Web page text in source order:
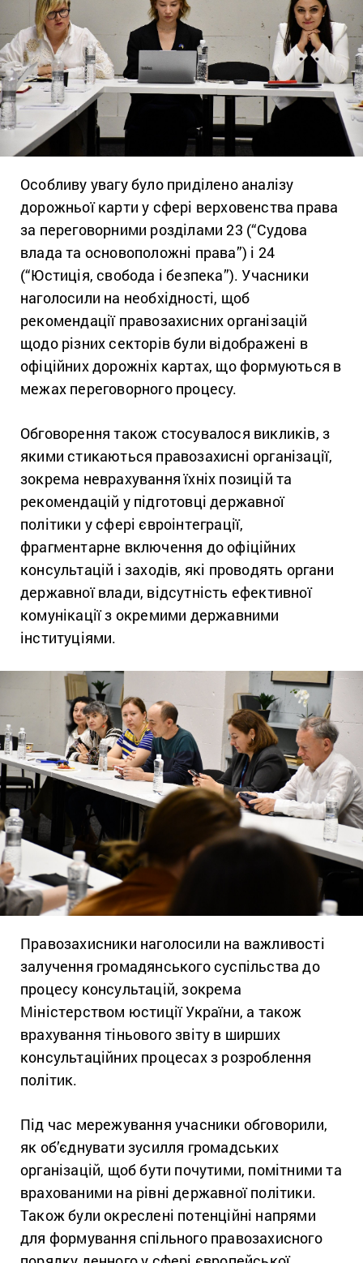
Особливу увагу було приділено аналізу
дорожньої карти у сфері верховенства права
за переговорними розділами 23 (“Судова
влада та основоположні права”) і 24
(“Юстиція, свобода і безпека”). Учасники
наголосили на необхідності, щоб
рекомендації правозахисних організацій
щодо різних секторів були відображені в
офіційних дорожніх картах, що формуються в
межах переговорного процесу.
Обговорення також стосувалося викликів, з
якими стикаються правозахисні організації,
зокрема неврахування їхніх позицій та
рекомендацій у підготовці державної
політики у сфері євроінтеграції,
фрагментарне включення до офіційних
консультацій і заходів, які проводять органи
державної влади, відсутність ефективної
комунікації з окремими державними
інституціями.
Правозахисники наголосили на важливості
залучення громадянського суспільства до
процесу консультацій, зокрема
Міністерством юстиції України, а також
врахування тіньового звіту в ширших
консультаційних процесах з розроблення
політик.
Під час мережування учасники обговорили,
як об’єднувати зусилля громадських
організацій, щоб бути почутими, помітними та
врахованими на рівні державної політики.
Також були окреслені потенційні напрями
для формування спільного правозахисного